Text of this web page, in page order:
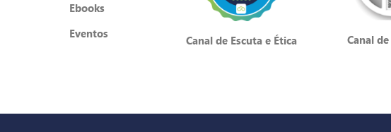
Ebooks
Eventos
Canal de Escuta e Ética Canal